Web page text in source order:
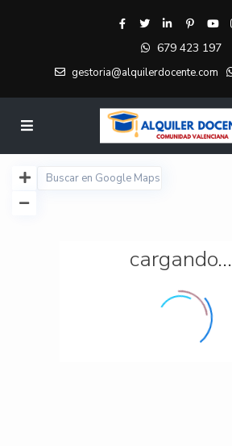
679 423 197
gestoria@alquilerdocente.com
cargando...